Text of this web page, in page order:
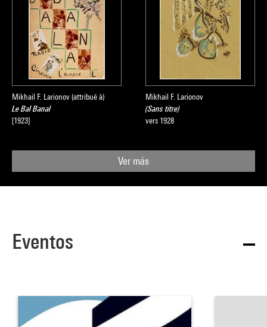
Mikhail F. Larionov (attribué à)
Le Bal Banal
[1923]
Mikhail F. Larionov
(Sans titre)
vers 1928
Ver más
Eventos